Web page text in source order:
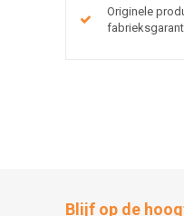
Originele
Blijf op de